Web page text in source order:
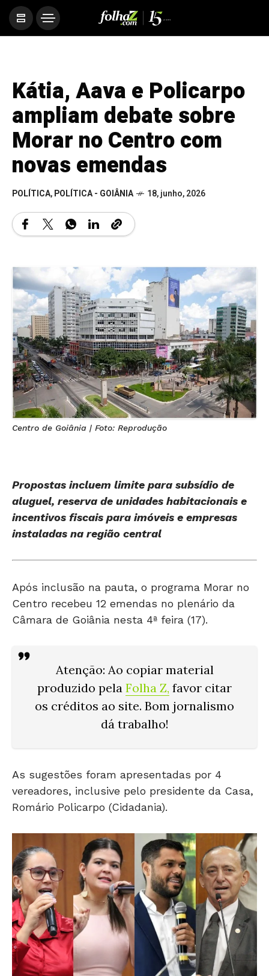
Kátia, Aava e Policarpo
ampliam debate sobre
Morar no Centro com
novas emendas
POLÍTICA,POLÍTICA - GOIÂNIA 18, junho, 2026
Centro de Goiânia | Foto: Reprodução
Propostas incluem limite para subsídio de
aluguel, reserva de unidades habitacionais e
incentivos fiscais para imóveis e empresas
instaladas na região central
Após inclusão na pauta, o programa Morar no
Centro recebeu 12 emendas no plenário da
Câmara de Goiânia nesta 4ª feira (17).
Atenção: Ao copiar material
produzido pela Folha Z, favor citar
os créditos ao site. Bom jornalismo
dá trabalho!
As sugestões foram apresentadas por 4
vereadores, inclusive pelo presidente da Casa,
Romário Policarpo (Cidadania).